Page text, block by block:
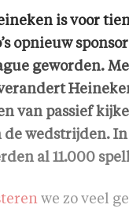
is voor
opnieuw
geworden.
van passief
de wedstrijden.
al 11.000
we zo veel